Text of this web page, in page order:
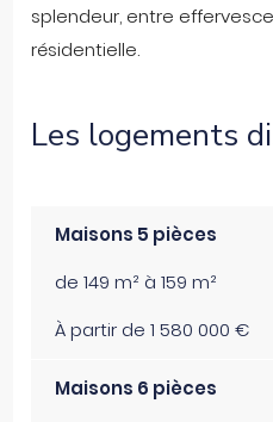
splendeur, entre
résidentielle.
Les logements
Maisons 5 pièces
de 149 m² à 159 m²
À partir de 1 580 000 €
Maisons 6 pièces